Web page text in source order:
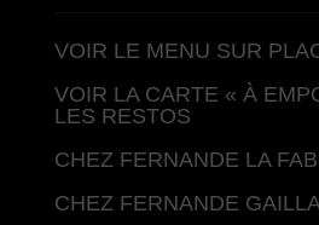
VOIR LE MENU SUR
VOIR LA CARTE « À
LES RESTOS
CHEZ FERNANDE LA
CHEZ FERNANDE